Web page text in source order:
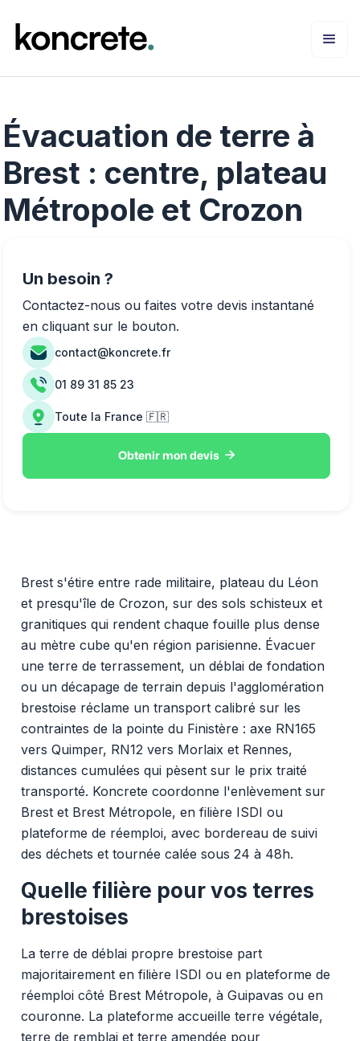
Évacuation de terre à
Brest : centre, plateau
Métropole et Crozon
Brest s'étire entre rade militaire, plateau du Léon
et presqu'île de Crozon, sur des sols schisteux et
granitiques qui rendent chaque fouille plus dense
au mètre cube qu'en région parisienne. Évacuer
une terre de terrassement, un déblai de fondation
ou un décapage de terrain depuis l'agglomération
brestoise réclame un transport calibré sur les
contraintes de la pointe du Finistère : axe RN165
vers Quimper, RN12 vers Morlaix et Rennes,
distances cumulées qui pèsent sur le prix traité
transporté. Koncrete coordonne l'enlèvement sur
Brest et Brest Métropole, en filière ISDI ou
plateforme de réemploi, avec bordereau de suivi
des déchets et tournée calée sous 24 à 48h.
Quelle filière pour vos terres
brestoises
La terre de déblai propre brestoise part
majoritairement en filière ISDI ou en plateforme de
réemploi côté Brest Métropole, à Guipavas ou en
couronne. La plateforme accueille terre végétale,
terre de remblai et terre amendée pour
Un besoin ?
Contactez-nous ou faites votre devis instantané
en cliquant sur le bouton.
contact@koncrete.fr
01 89 31 85 23
Toute la France 🇫🇷
Obtenir mon devis 